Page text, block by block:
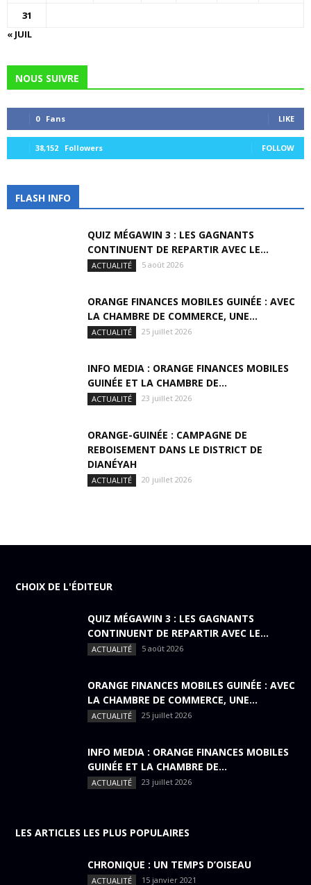
31
« JUIL
NOUS SUIVRE
0 Fans LIKE
38,152 Followers FOLLOW
FLASH INFO
QUIZ MÉGAWIN 3 : LES GAGNANTS
CONTINUENT DE REPARTIR AVEC LE...
ACTUALITÉ 5 août 2026
ORANGE FINANCES MOBILES GUINÉE : AVEC
LA CHAMBRE DE COMMERCE, UNE...
ACTUALITÉ 25 juillet 2026
INFO MEDIA : ORANGE FINANCES MOBILES
GUINÉE ET LA CHAMBRE DE...
ACTUALITÉ 23 juillet 2026
ORANGE-GUINÉE : CAMPAGNE DE
REBOISEMENT DANS LE DISTRICT DE
DIANÉYAH
ACTUALITÉ 20 juillet 2026
CHOIX DE L'ÉDITEUR
QUIZ MÉGAWIN 3 : LES GAGNANTS
CONTINUENT DE REPARTIR AVEC LE...
ACTUALITÉ 5 août 2026
ORANGE FINANCES MOBILES GUINÉE : AVEC
LA CHAMBRE DE COMMERCE, UNE...
ACTUALITÉ 25 juillet 2026
INFO MEDIA : ORANGE FINANCES MOBILES
GUINÉE ET LA CHAMBRE DE...
ACTUALITÉ 23 juillet 2026
LES ARTICLES LES PLUS POPULAIRES
CHRONIQUE : UN TEMPS D’OISEAU
ACTUALITÉ 15 janvier 2021